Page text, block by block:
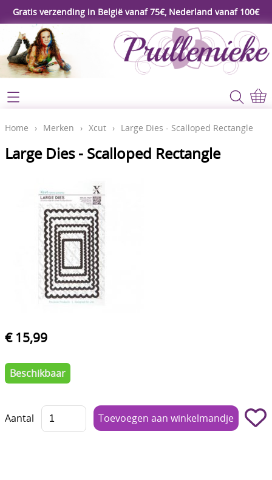
Gratis verzending in België vanaf 75€, Nederland vanaf 100€
Webshop
Koopjeshoek
****Nieuw****
Gereedschap
Lijm - Tape - Magneten
Papier - karton - enveloppen
Kaarten maken - Scrapbook
Boetseren - Modelleren
Bullet Journalling
Tekenen - Schrijven - kleuren
Basis
Home
Contact
Mijn account
Video's
Home › Merken › Xcut › Large Dies - Scalloped Rectangle
Large Dies - Scalloped Rectangle
€ 15,99
Beschikbaar
Aantal